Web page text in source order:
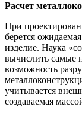
Расчет
При
берется
изделие. Наука
вычислить самые
возможность
учитывается
создаваемая